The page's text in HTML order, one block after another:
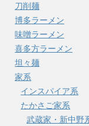
刀削麺
博多ラーメン
味噌ラーメン
喜多方ラーメン
坦々麺
家系
インスパイア系
たかさご家系
武蔵家・新中野